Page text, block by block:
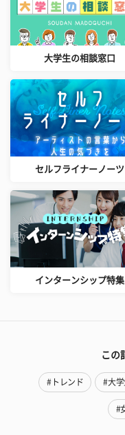
大学生の相談窓口
セルフライナーノーツ
インターンシップ特集
この
#トレンド #大
#